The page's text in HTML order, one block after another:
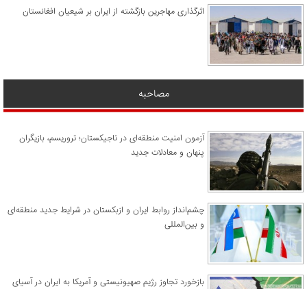
اثرگذاری مهاجرین بازگشته از ایران بر شیعیان افغانستان
مصاحبه
آزمون امنیت منطقه‌ای در تاجیکستان؛ تروریسم، بازیگران
پنهان و معادلات جدید
چشم‌انداز روابط ایران و ازبکستان در شرایط جدید منطقه‌ای
و بین‌المللی
​بازخورد تجاوز رژیم صهیونیستی و آمریکا به ایران در آسیای